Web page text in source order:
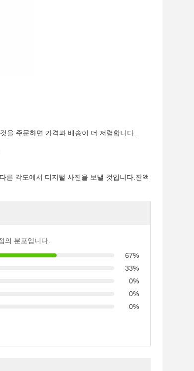
을 주문하면 가격과 배송이 더 저렴합니다.
른 각도에서 디지털 사진을 보낼 것입니다.잔액
의 분포입니다.
67%
33%
0%
0%
0%